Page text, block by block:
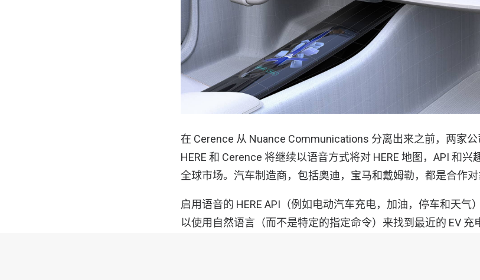
在 Cerence 从 Nuance Communications 分离出来之前，两家公
HERE 和 Cerence 将继续以语音方式将对 HERE 地图，API 和
全球市场。汽车制造商，包括奥迪，宝马和戴姆勒，都是合作对
启用语音的 HERE API（例如电动汽车充电，加油，停车和天气
以使用自然语言（而不是特定的指定命令）来找到最近的 EV